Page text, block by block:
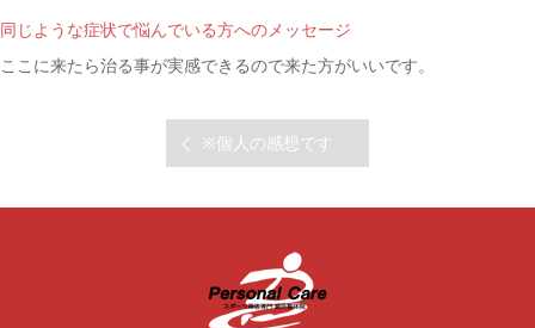
同じような症状で悩んでいる方へのメッセージ
ここに来たら治る事が実感できるので来た方がいいです。
※個人の感想です